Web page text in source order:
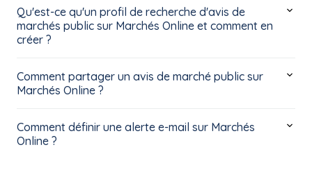
Qu'est-ce qu'un profil de recherche d'avis de
marchés public sur Marchés Online et comment en
créer ?
Comment partager un avis de marché public sur
Marchés Online ?
Comment définir une alerte e-mail sur Marchés
Online ?